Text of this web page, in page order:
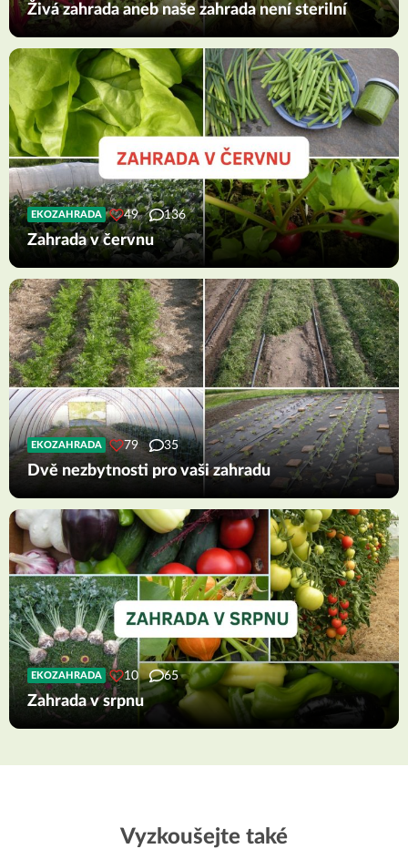
Živá zahrada aneb naše zahrada není sterilní
EKOZAHRADA 49 136
Zahrada v červnu
EKOZAHRADA 79 35
Dvě nezbytnosti pro vaši zahradu
EKOZAHRADA 10 65
Zahrada v srpnu
Vyzkoušejte také